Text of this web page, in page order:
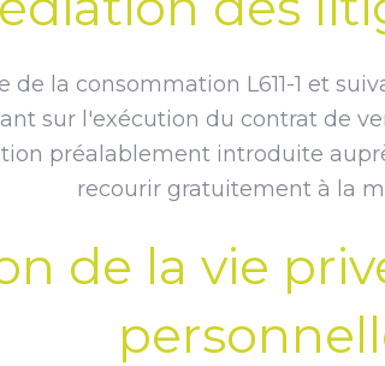
la consommation L611-1 et
sur l'exécution du contrat de
préalablement introduite
recourir gratuitement à la
de la vie